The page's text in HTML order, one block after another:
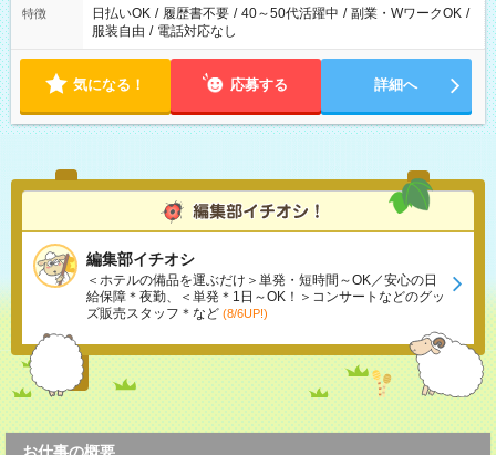
特徴 日払いOK / 履歴書不要 / 40～50代活躍中 / 副業・WワークOK /
服装自由 / 電話対応なし
気になる！ 応募する 詳細へ
編集部イチオシ
＜ホテルの備品を運ぶだけ＞単発・短時間～OK／安心の日
給保障＊夜勤、＜単発＊1日～OK！＞コンサートなどのグッ
ズ販売スタッフ＊など (8/6UP!)